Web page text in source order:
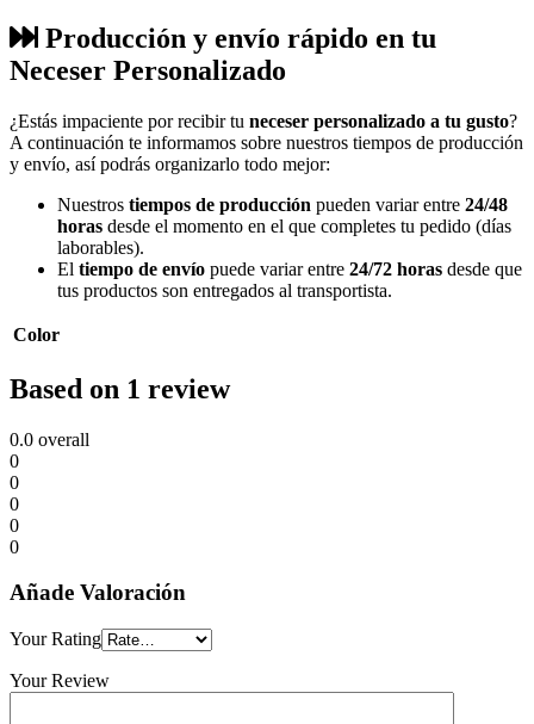
Producción y envío rápido en tu
Neceser Personalizado
¿Estás impaciente por recibir tu neceser personalizado a tu gusto?
A continuación te informamos sobre nuestros tiempos de producción
y envío, así podrás organizarlo todo mejor:
Nuestros tiempos de producción pueden variar entre 24/48
horas desde el momento en el que completes tu pedido (días
laborables).
El tiempo de envío puede variar entre 24/72 horas desde que
tus productos son entregados al transportista.
Color
Based on 1 review
0.0 overall
0
0
0
0
0
Añade Valoración
Your Rating
Your Review